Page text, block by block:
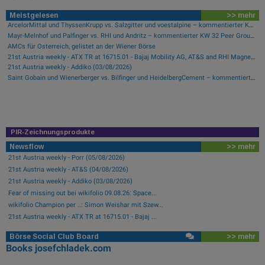
Meistgelesen >> mehr
ArcelorMittal und ThyssenKrupp vs. Salzgitter und voestalpine – kommentierter KW 32 Peer Group Watch Stahl
Mayr-Melnhof und Palfinger vs. RHI und Andritz – kommentierter KW 32 Peer Group Watch Zykliker Österreich
AMCs für Österreich, gelistet an der Wiener Börse
21st Austria weekly - ATX TR at 16715.01 - Bajaj Mobility AG, AT&S and RHI Magnesita best-performing, Österreichische Post with weakest performance (08/08/2026)
21st Austria weekly - Addiko (03/08/2026)
Saint Gobain und Wienerberger vs. Bilfinger und HeidelbergCement – kommentierter KW 32 Peer Group Watch Bau & Baustoffe
PIR-Zeichnungsprodukte
Newsflow >> mehr
21st Austria weekly - Porr (05/08/2026)
21st Austria weekly - AT&S (04/08/2026)
21st Austria weekly - Addiko (03/08/2026)
Fear of missing out bei wikifolio 09.08.26: Space...
wikifolio Champion per ..: Simon Weishar mit Szew...
21st Austria weekly - ATX TR at 16715.01 - Bajaj ...
Börse Social Club Board >> mehr
Books josefchladek.com